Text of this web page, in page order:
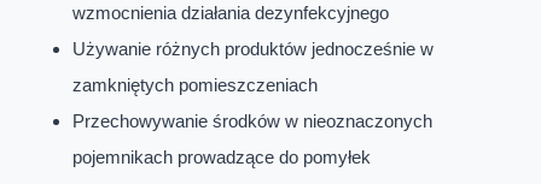
wzmocnienia działania dezynfekcyjnego
Używanie różnych produktów jednocześnie w
zamkniętych pomieszczeniach
Przechowywanie środków w nieoznaczonych
pojemnikach prowadzące do pomyłek